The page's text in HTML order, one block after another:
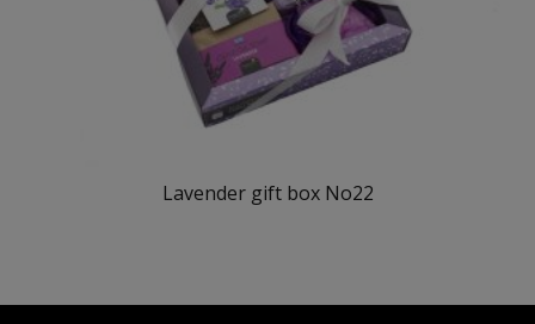
Lavender gift box No22